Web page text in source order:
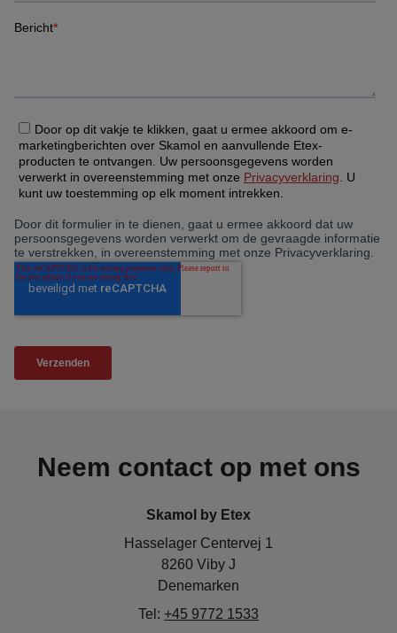
Neem contact op met ons
Skamol by Etex
Hasselager Centervej 1
8260 Viby J
Denemarken
Tel: +45 9772 1533